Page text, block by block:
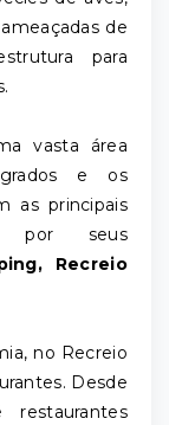
de
para
vasta área
e os
as principais
por seus
Recreio
no Recreio
Desde